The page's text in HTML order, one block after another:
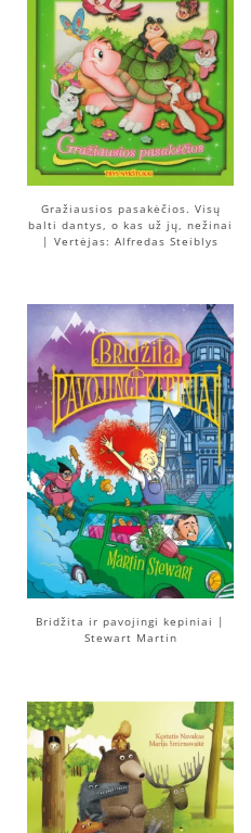
Gražiausios pasakėčios. Visų
balti dantys, o kas už jų, nežinai
| Vertėjas: Alfredas Steiblys
Bridžita ir pavojingi kepiniai |
Stewart Martin